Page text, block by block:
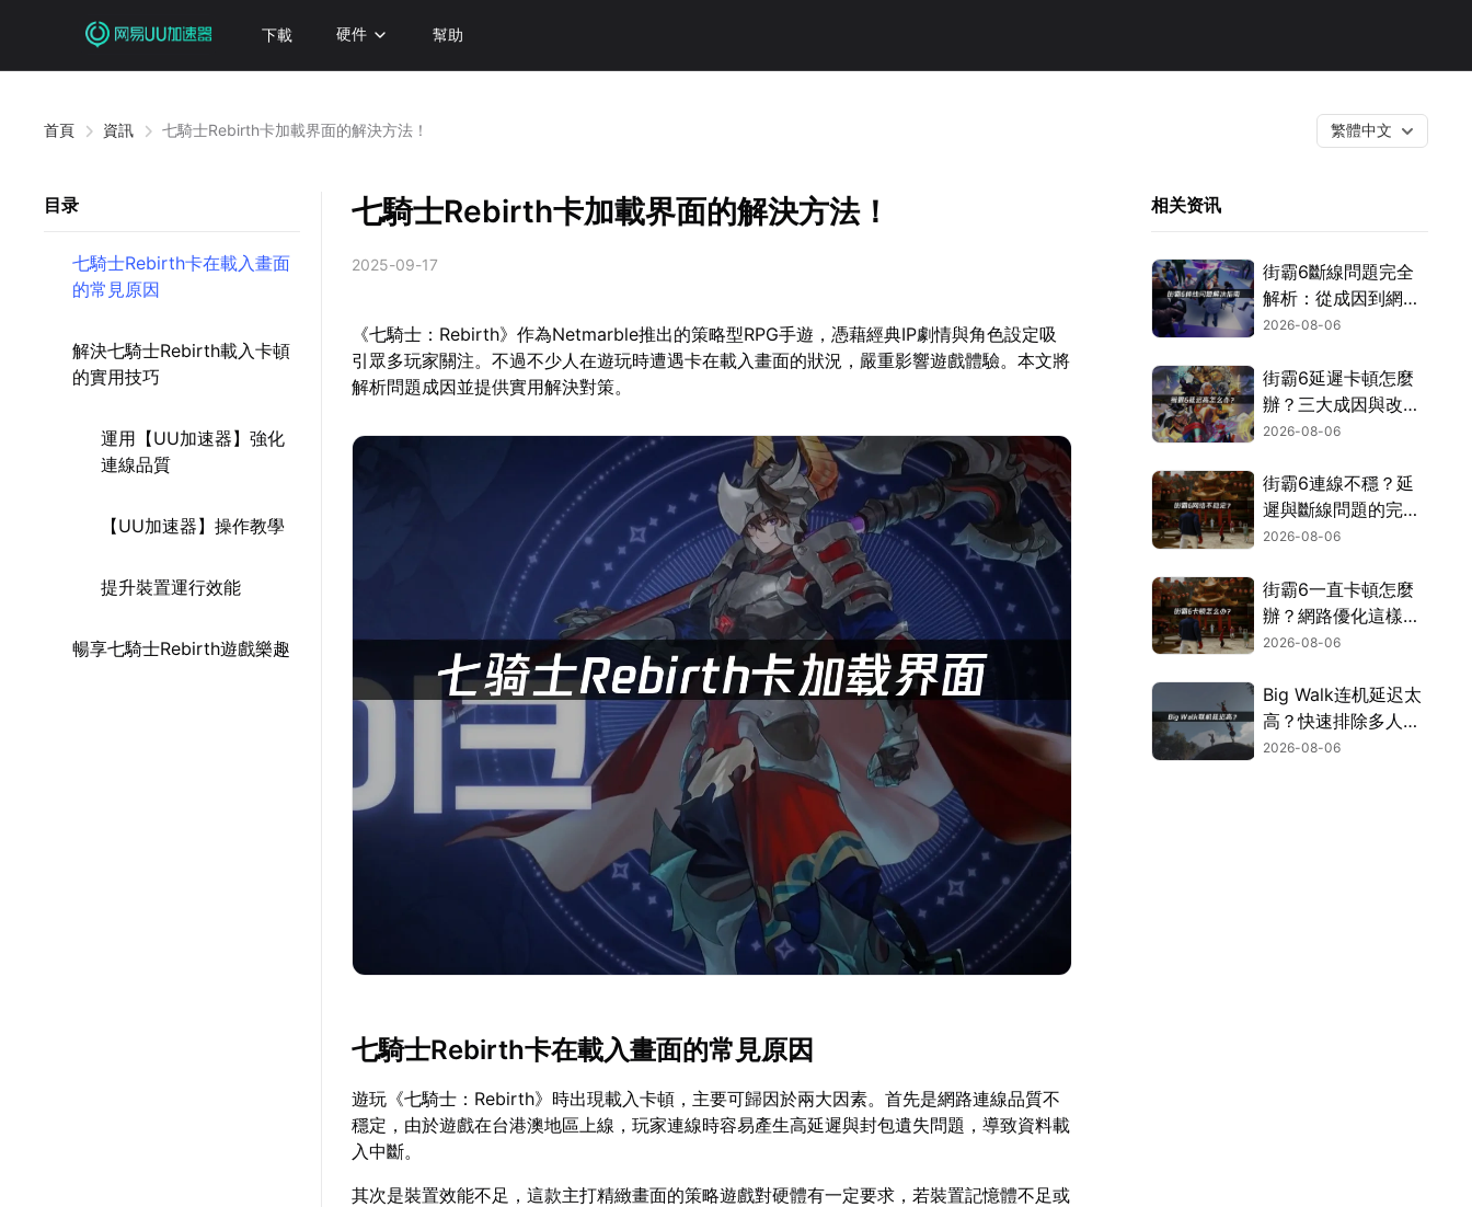
下載 硬件 幫助
首頁 資訊 七騎士Rebirth卡加載界面的解決方法！ 繁體中文
目录
七騎士Rebirth卡在載入畫面
的常見原因
解決七騎士Rebirth載入卡頓
的實用技巧
運用【UU加速器】強化
連線品質
【UU加速器】操作教學
提升裝置運行效能
暢享七騎士Rebirth遊戲樂趣
七騎士Rebirth卡加載界面的解決方法！
2025-09-17
《七騎士：Rebirth》作為Netmarble推出的策略型RPG手遊，憑藉經典IP劇情與角色設定吸
引眾多玩家關注。不過不少人在遊玩時遭遇卡在載入畫面的狀況，嚴重影響遊戲體驗。本文將
解析問題成因並提供實用解決對策。
七騎士Rebirth卡在載入畫面的常見原因
遊玩《七騎士：Rebirth》時出現載入卡頓，主要可歸因於兩大因素。首先是網路連線品質不
穩定，由於遊戲在台港澳地區上線，玩家連線時容易產生高延遲與封包遺失問題，導致資料載
入中斷。
其次是裝置效能不足，這款主打精緻畫面的策略遊戲對硬體有一定要求，若裝置記憶體不足或
相关资讯
街霸6斷線問題完全
解析：從成因到網路
優化的實用攻略！
2026-08-06
街霸6延遲卡頓怎麼
辦？三大成因與改善
對策！
2026-08-06
街霸6連線不穩？延
遲與斷線問題的完整
解決指南！
2026-08-06
街霸6一直卡頓怎麼
辦？網路優化這樣解
決！
2026-08-06
Big Walk连机延迟太
高？快速排除多人游
玩卡顿困扰！
2026-08-06